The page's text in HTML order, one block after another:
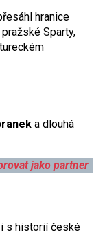
hranice
Sparty,
a dlouhá
jako partner
s historií české